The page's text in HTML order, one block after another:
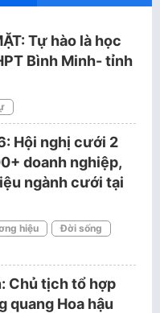
Tự hào là học
Bình Minh- tỉnh
Hội nghị cưới 2
doanh nghiệp,
ngành cưới tại
hiệu
Đời sống
Chủ tịch tổ hợp
quang Hoa hậu